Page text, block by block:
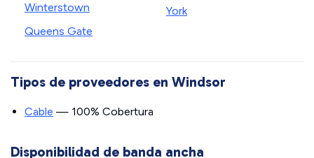
Winterstown
Queens Gate
York
Tipos de proveedores en Windsor
Cable — 100% Cobertura
Disponibilidad de banda ancha